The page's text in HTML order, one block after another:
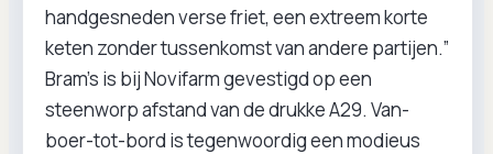
handgesneden verse friet, een extreem korte
keten zonder tussenkomst van andere partijen.”
Bram’s is bij Novifarm gevestigd op een
steenworp afstand van de drukke A29. Van-
boer-tot-bord is tegenwoordig een modieus